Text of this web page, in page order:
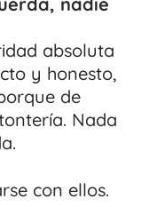
absoluta
y honesto,
de
Nada
con ellos.